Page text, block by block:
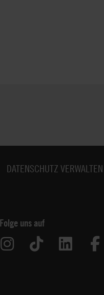
DATENSCHUTZ VERWALTEN
Folge uns auf